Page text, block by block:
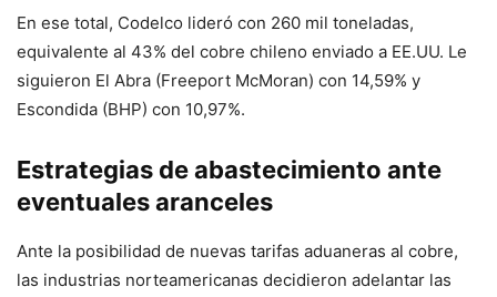
En ese total, Codelco lideró con 260 mil toneladas,
equivalente al 43% del cobre chileno enviado a EE.UU. Le
siguieron El Abra (Freeport McMoran) con 14,59% y
Escondida (BHP) con 10,97%.
Estrategias de abastecimiento ante
eventuales aranceles
Ante la posibilidad de nuevas tarifas aduaneras al cobre,
las industrias norteamericanas decidieron adelantar las